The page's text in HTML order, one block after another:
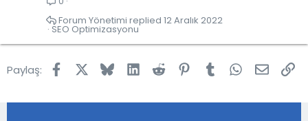
SEO Optimizasyonu
12 Aralık 2022
Forum Yönetimi
Paylaş: FacebookBlueskyLinkedInReddit Pinterest
Tumblr WhatsApp
E-